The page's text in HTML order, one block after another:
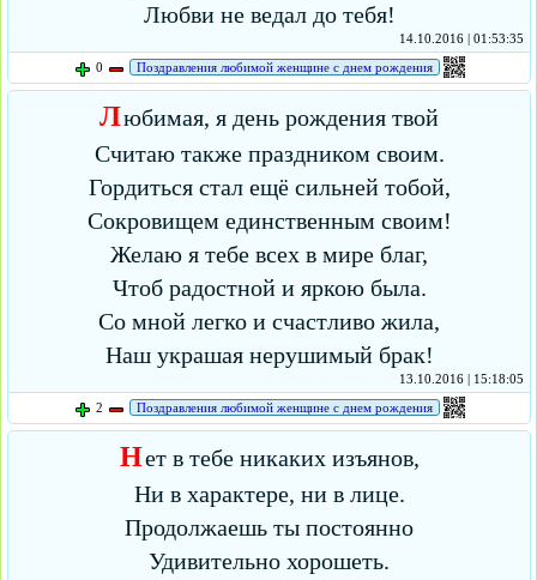
Любви не ведал до тебя!
14.10.2016 | 01:53:35
0
Поздравления любимой женщине с днем рождения
Любимая, я день рождения твой
Считаю также праздником своим.
Гордиться стал ещё сильней тобой,
Сокровищем единственным своим!
Желаю я тебе всех в мире благ,
Чтоб радостной и яркою была.
Со мной легко и счастливо жила,
Наш украшая нерушимый брак!
13.10.2016 | 15:18:05
2
Поздравления любимой женщине с днем рождения
Нет в тебе никаких изъянов,
Ни в характере, ни в лице.
Продолжаешь ты постоянно
Удивительно хорошеть.